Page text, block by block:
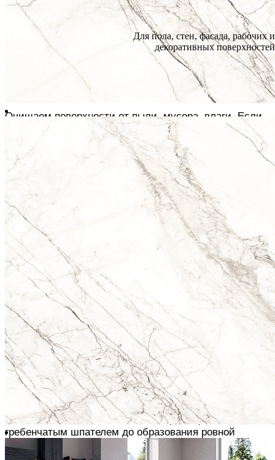
Для пола, стен, фасада, рабочих и
декоративных поверхностей
Инструкции по монтажу
ОСНОВНЫЕ ПРИНЦИПЫ УКЛАДКИ
Очищаем поверхности от пыли, мусора, влаги. Если
плитка укладывается на дощатый пол или ДСП, они
должны быть плотно привинчены, выровнены
Шпатлюем трещины и обрабатываем всю
поверхность грунтовкой глубокого проникновения или
РЕЗКА
Для получения прямой кромки у плит используем
плиткорез. Для вырезки круглых отверстий - дрель с
насадкой-фрезой, которая имеет алмазное напыление
КЛЕЕВАЯ СМЕСЬ
Используем специализированный клей для
керамогранита, разводим его согласно инструкции
При укладке плитки на ДСП и пол с обогревом
используем эластичный клей
При облицовке фасадов, террас, дорожек и т.д. -
морозоустойчивый клей для наружных работ
Клей наносим кельмой или мастерком, расшиваем
гребенчатым шпателем до образования ровной
поверхности